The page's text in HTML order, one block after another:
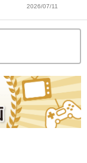
2026/07/11